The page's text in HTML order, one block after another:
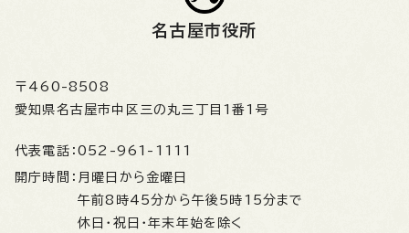
名古屋市役所
〒460-8508
愛知県名古屋市中区三の丸三丁目1番1号
代表電話： 052-961-1111
開庁時間： 月曜日から金曜日
午前8時45分から午後5時15分まで
休日・祝日・年末年始を除く